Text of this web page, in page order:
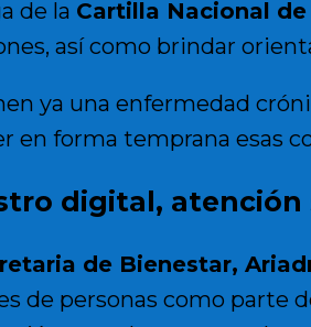
de la Cartilla Nacional de
así como brindar
ya una enfermedad
en forma temprana esas
digital, atención
de Bienestar,
de personas como parte